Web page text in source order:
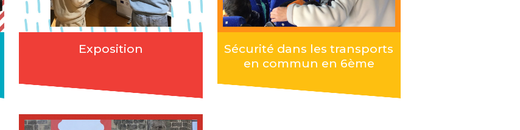
Exposition
Sécurité dans les transports
en commun en 6ème